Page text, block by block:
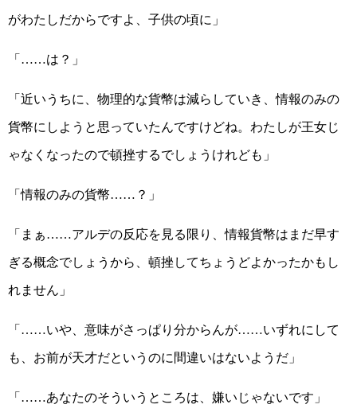
がわたしだからですよ、子供の頃に」
「……は？」
「近いうちに、物理的な貨幣は減らしていき、情報のみの
貨幣にしようと思っていたんですけどね。わたしが王女じ
ゃなくなったので頓挫するでしょうけれども」
「情報のみの貨幣……？」
「まぁ……アルデの反応を見る限り、情報貨幣はまだ早す
ぎる概念でしょうから、頓挫してちょうどよかったかもし
れません」
「……いや、意味がさっぱり分からんが……いずれにして
も、お前が天才だというのに間違いはないようだ」
「……あなたのそういうところは、嫌いじゃないです」